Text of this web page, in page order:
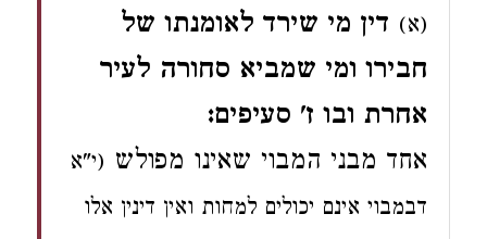
(א) דין מי שירד לאומנתו של
חבירו ומי שמביא סחורה לעיר
אחרת ובו ז' סעיפים:
אחד מבני המבוי שאינו מפולש (י"א
דבמבוי אינם יכולים למחות ואין דינין אלו